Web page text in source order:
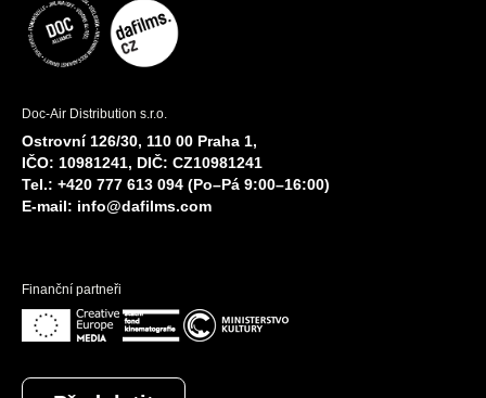
Doc-Air Distribution s.r.o.
Ostrovní 126/30, 110 00 Praha 1,
IČO: 10981241, DIČ: CZ10981241
Tel.: +420 777 613 094 (Po–Pá 9:00–16:00)
E-mail: info@dafilms.com
Finanční partneři